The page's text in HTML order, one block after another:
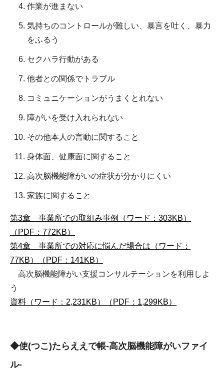
作業が進まない
気持ちのコントロールが難しい、暴言を吐く、暴力
をふるう
セクハラ行動がある
他者との関係でトラブル
コミュニケーションがうまくとれない
障がいを受け入れられない
その他本人の言動に関すること
身体面、健康面に関すること
高次脳機能障がいの症状が分かりにくい
家族に関すること
第3章 事業所での取組み事例（ワード：303KB）
（PDF：772KB）
第4章 事業所での対応に悩んだ場合は（ワード：
77KB）
（PDF：141KB）
高次脳機能障がい支援コンサルテーションを利用しよ
う
資料（ワード：2,231KB）
（PDF：1,299KB）
◆使(つこ)たらええで帳-高次脳機能障がいファイ
ル-